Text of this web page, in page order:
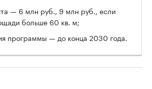
— 6 млн руб., 9 млн руб., если
больше 60 кв. м;
программы — до конца 2030 года.